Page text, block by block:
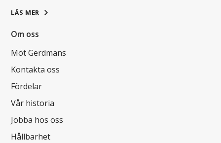
LÄS MER
Om oss
Möt Gerdmans
Kontakta oss
Fördelar
Vår historia
Jobba hos oss
Hållbarhet